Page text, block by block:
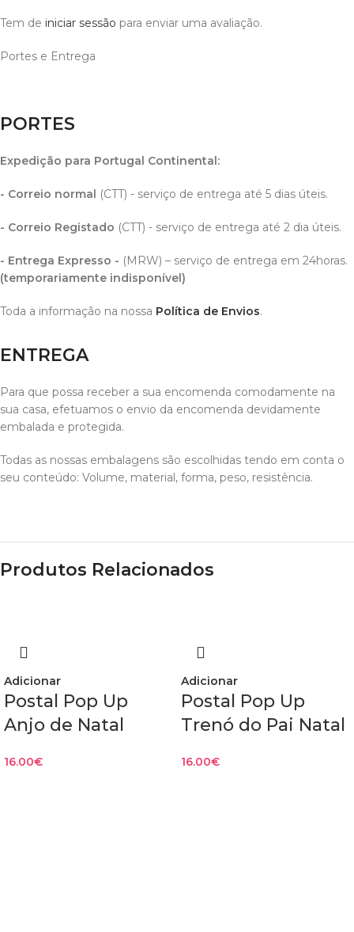
Tem de iniciar sessão para enviar uma avaliação.
Portes e Entrega
PORTES
Expedição para Portugal Continental:
- Correio normal (CTT) - serviço de entrega até 5 dias úteis.
- Correio Registado (CTT) - serviço de entrega até 2 dia úteis.
- Entrega Expresso - (MRW) – serviço de entrega em 24horas.
(temporariamente indisponível)
Toda a informação na nossa Política de Envios.
ENTREGA
Para que possa receber a sua encomenda comodamente na
sua casa, efetuamos o envio da encomenda devidamente
embalada e protegida.
Todas as nossas embalagens são escolhidas tendo em conta o
seu conteúdo: Volume, material, forma, peso, resistência.
Produtos Relacionados
Adicionar
Postal Pop Up
Anjo de Natal
16.00€
Adicionar
Postal Pop Up
Trenó do Pai Natal
16.00€